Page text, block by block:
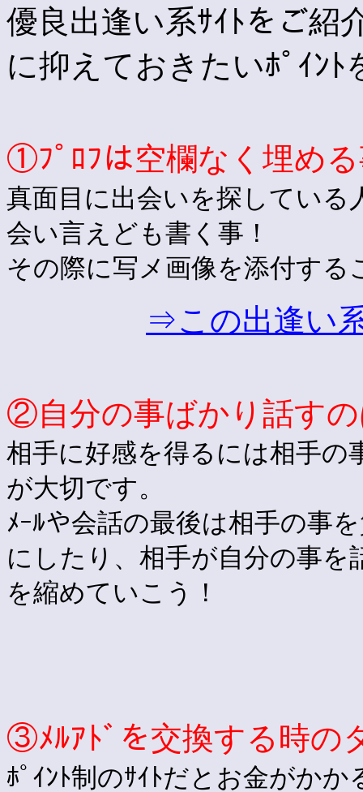
優良出逢い系ｻｲﾄをご紹
に抑えておきたいﾎﾟｲﾝ
①ﾌﾟﾛﾌは空欄なく埋め
真面目に出会いを探している
会い言えども書く事！
その際に写メ画像を添付する
⇒この出逢い
②自分の事ばかり話す
相手に好感を得るには相手の
が大切です。
ﾒｰﾙや会話の最後は相手の事
にしたり、相手が自分の事
を縮めていこう！
③ﾒﾙｱﾄﾞを交換する時の
ﾎﾟｲﾝﾄ制のｻｲﾄだとお金がか